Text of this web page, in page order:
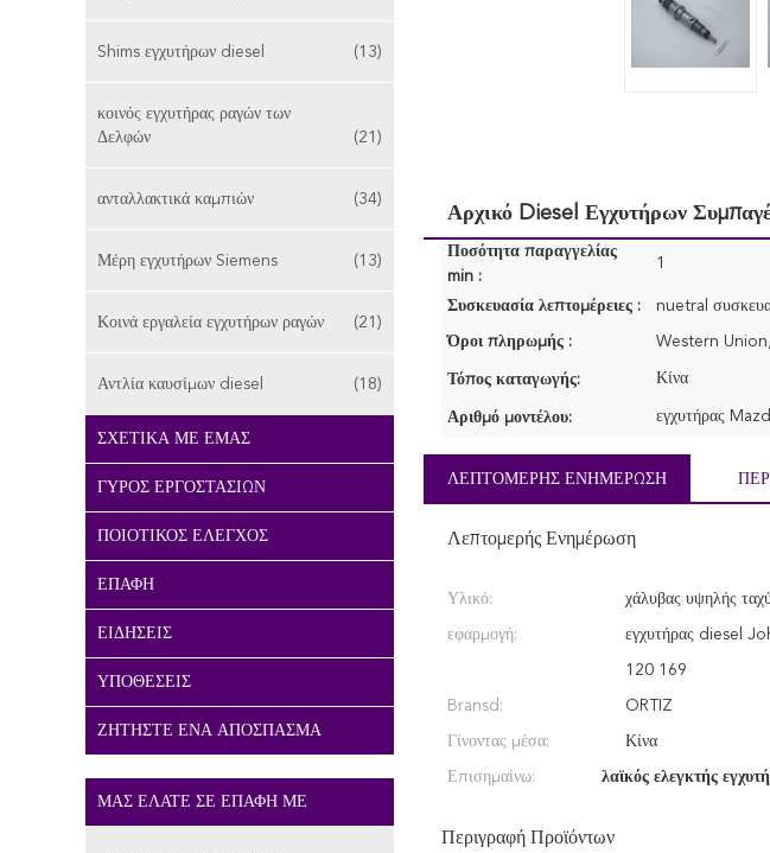
Shims εγχυτήρων diesel (13)
κοινός εγχυτήρας ραγών των
Δελφών
(21)
ανταλλακτικά καμπιών (34)
Μέρη εγχυτήρων Siemens (13)
Κοινά εργαλεία εγχυτήρων ραγών (21)
Αντλία καυσίμων diesel (18)
ΣΧΕΤΙΚΆ ΜΕ ΕΜΆΣ
ΓΎΡΟΣ ΕΡΓΟΣΤΑΣΊΩΝ
ΠΟΙΟΤΙΚΌΣ ΈΛΕΓΧΟΣ
ΕΠΑΦΉ
ΕΙΔΉΣΕΙΣ
ΥΠΟΘΈΣΕΙΣ
ΖΗΤΉΣΤΕ ΈΝΑ ΑΠΌΣΠΑΣΜΑ
ΜΑΣ ΕΛΆΤΕ ΣΕ ΕΠΑΦΉ ΜΕ
Αρχικό Diesel Εγχυτήρων
Ποσότητα παραγγελίας
min :
1
Συσκευασία λεπτομέρειες : nuetral
Όροι πληρωμής : Western
Τόπος καταγωγής: Κίνα
Αριθμό μοντέλου:
ΛΕΠΤΟΜΕΡΉΣ ΕΝΗΜΈΡΩΣΗ
Λεπτομερής Ενημέρωση
Υλικό: χάλυβας υψηλής
εφαρμογή: εγχυτήρας diesel
120 169
Bransd: ORTIZ
Γίνοντας μέσα: Κίνα
Επισημαίνω: λαϊκός ελεγκτής
Περιγραφή Προϊόντων